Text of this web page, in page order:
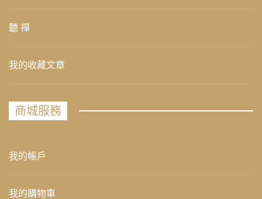
聽 禪
我的收藏文章
商城服務
我的帳戶
我的購物車